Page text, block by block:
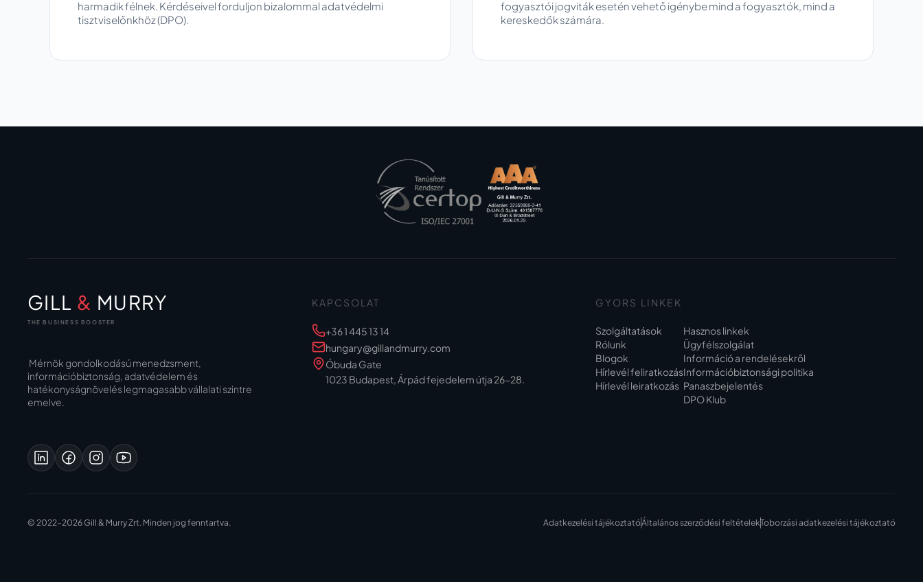
harmadik félnek. Kérdéseivel forduljon bizalommal adatvédelmi
tisztviselőnkhöz (DPO).
fogyasztói jogviták esetén vehető igénybe mind a fogyasztók, mind a
kereskedők számára.
GILL & MURRY
THE BUSINESS BOOSTER
Mérnök gondolkodású menedzsment,
információbiztonság, adatvédelem és
hatékonyságnövelés legmagasabb vállalati szintre
emelve.
KAPCSOLAT
+36 1 445 13 14
hungary@gillandmurry.com
Óbuda Gate
1023 Budapest, Árpád fejedelem útja 26-28.
GYORS LINKEK
Szolgáltatások
Rólunk
Blogok
Hírlevél feliratkozás
Hírlevél leiratkozás
Hasznos linkek
Ügyfélszolgálat
Információ a rendelésekről
Információbiztonsági politika
Panaszbejelentés
DPO Klub
© 2022–2026 Gill & Murry Zrt. Minden jog fenntartva. Adatkezelési tájékoztatóÁltalános szerződési feltételekToborzási adatkezelési tájékoztató